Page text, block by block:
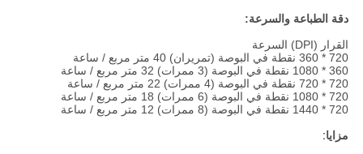
دقة الطباعة والسرعة:
القرار (DPI) السرعة
720 * 360 نقطة في البوصة (تمريران) 40 متر مربع / ساعة
360 * 1080 نقطة في البوصة (3 ممرات) 32 متر مربع / ساعة
720 * 720 نقطة في البوصة (4 ممرات) 22 متر مربع / ساعة
720 * 1080 نقطة في البوصة (6 ممرات) 18 متر مربع / ساعة
720 * 1440 نقطة في البوصة (8 ممرات) 12 متر مربع / ساعة
مزايا: